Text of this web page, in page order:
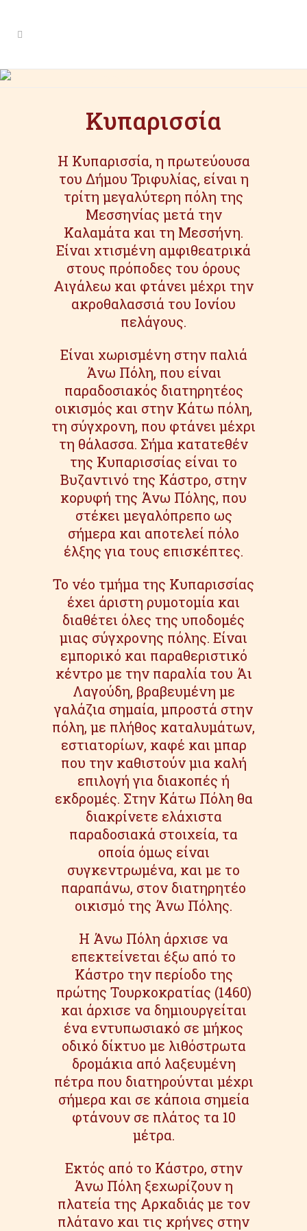
Κυπαρισσία
Η Κυπαρισσία, η πρωτεύουσα
του Δήμου Τριφυλίας, είναι η
τρίτη μεγαλύτερη πόλη της
Μεσσηνίας μετά την
Καλαμάτα και τη Μεσσήνη.
Είναι χτισμένη αμφιθεατρικά
στους πρόποδες του όρους
Αιγάλεω και φτάνει μέχρι την
ακροθαλασσιά του Ιονίου
πελάγους.
Είναι χωρισμένη στην παλιά
Άνω Πόλη, που είναι
παραδοσιακός διατηρητέος
οικισμός και στην Κάτω πόλη,
τη σύγχρονη, που φτάνει μέχρι
τη θάλασσα. Σήμα κατατεθέν
της Κυπαρισσίας είναι το
Βυζαντινό της Κάστρο, στην
κορυφή της Άνω Πόλης, που
στέκει μεγαλόπρεπο ως
σήμερα και αποτελεί πόλο
έλξης για τους επισκέπτες.
Το νέο τμήμα της Κυπαρισσίας
έχει άριστη ρυμοτομία και
διαθέτει όλες της υποδομές
μιας σύγχρονης πόλης. Είναι
εμπορικό και παραθεριστικό
κέντρο με την παραλία του Άι
Λαγούδη, βραβευμένη με
γαλάζια σημαία, μπροστά στην
πόλη, με πλήθος καταλυμάτων,
εστιατορίων, καφέ και μπαρ
που την καθιστούν μια καλή
επιλογή για διακοπές ή
εκδρομές. Στην Κάτω Πόλη θα
διακρίνετε ελάχιστα
παραδοσιακά στοιχεία, τα
οποία όμως είναι
συγκεντρωμένα, και με το
παραπάνω, στον διατηρητέο
οικισμό της Άνω Πόλης.
Η Άνω Πόλη άρχισε να
επεκτείνεται έξω από το
Κάστρο την περίοδο της
πρώτης Τουρκοκρατίας (1460)
και άρχισε να δημιουργείται
ένα εντυπωσιακό σε μήκος
οδικό δίκτυο με λιθόστρωτα
δρομάκια από λαξευμένη
πέτρα που διατηρούνται μέχρι
σήμερα και σε κάποια σημεία
φτάνουν σε πλάτος τα 10
μέτρα.
Εκτός από το Κάστρο, στην
Άνω Πόλη ξεχωρίζουν η
πλατεία της Αρκαδιάς με τον
πλάτανο και τις κρήνες στην